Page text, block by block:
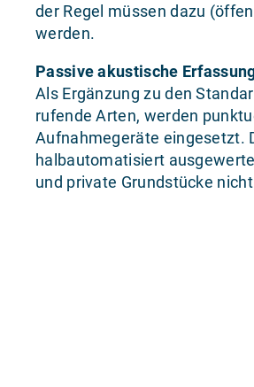
der Regel müssen dazu
werden.
Passive akustische
Als Ergänzung zu den
rufende Arten, werden
Aufnahmegeräte eingesetzt.
halbautomatisiert
und private Grundstücke